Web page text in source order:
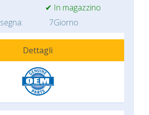
✔ In magazzino
7Giorno
Dettagli